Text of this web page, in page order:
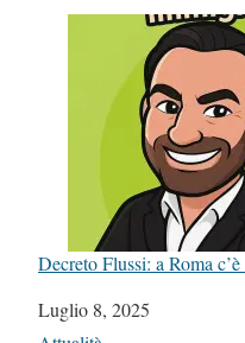
Decreto Flussi: a Roma
Data
Luglio 8, 2025